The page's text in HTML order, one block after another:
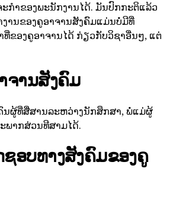
ກໍາຂອງພະນັກງານໄດ້. ມັນປົກກະຕິແລ້ວ
ານຂອງຄູອາຈານສັງຄົມແມ່ນບໍ່ມີທີ່
ຂອງຄູອາຈານໄດ້ ກ່ຽວກັບວິຊາອື່ນໆ, ແຕ່
ຈານສັງຄົມ
ນຜູ້ທີ່ສື່ສານລະຫວ່າງນັກສຶກສາ, ພໍ່ແມ່ຜູ້
ພາກສ່ວນທີສາມໄດ້.
ອບທາງສັງຄົມຂອງຄູ